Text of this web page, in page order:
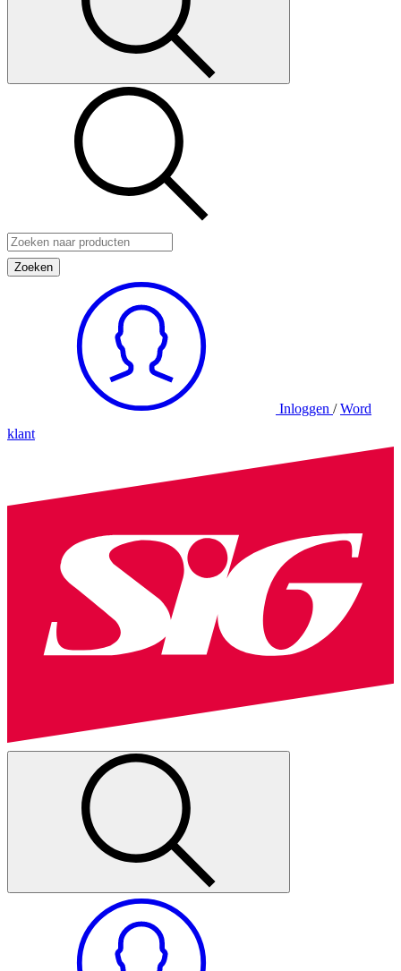
Zoeken
Inloggen /Word
klant